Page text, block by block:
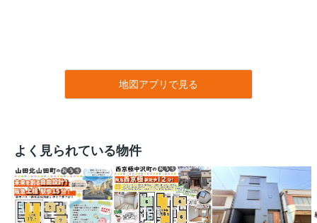
地図アプリで見る
よく見られている物件